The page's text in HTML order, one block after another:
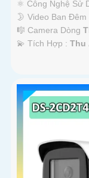
⚛️ Công Nghệ Sử
🌛 Video Ban Đêm
🎼️ Camera Dòng
️💫 Tích Hợp : Thu